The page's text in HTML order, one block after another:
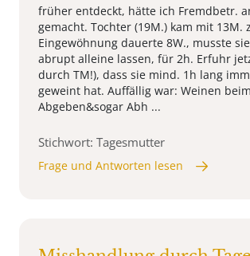
früher entdeckt, hätte ich Fremdbetr.
gemacht. Tochter (19M.) kam mit 13M.
Eingewöhnung dauerte 8W., musste
abrupt alleine lassen, für 2h. Erfuhr
durch TM!), dass sie mind. 1h lang
geweint hat. Auffällig war: Weinen beim
Abgeben&sogar Abh ...
Stichwort: Tagesmutter
Frage und Antworten lesen